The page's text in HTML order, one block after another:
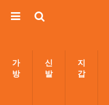
가
방
신
발
지
갑